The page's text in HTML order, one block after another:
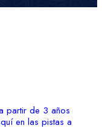
partir de 3 años
en las pistas a